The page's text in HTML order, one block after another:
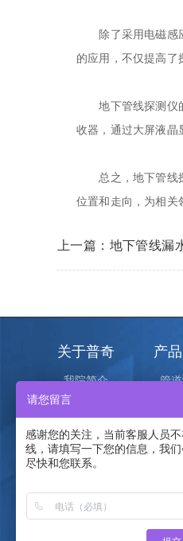
除了采用电磁感应
的应用，不仅提高了
地下管线探测仪的
收器，通过大屏液晶
总之，地下管线探
位置和走向，为相关
上一篇：地下管线漏
关于普奇
我院简介
荣誉证书
院校合作
产
管
管线
堤坝
探地
请您留言
感谢您的关注，当前客服人员
线，请填写一下您的信息，我们
尽快和您联系。